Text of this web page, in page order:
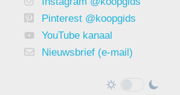
Pinterest @koopgids
YouTube kanaal
Nieuwsbrief (e-mail)